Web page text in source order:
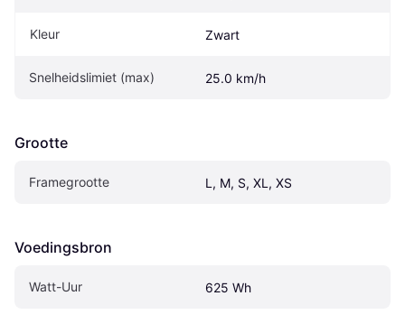
Kleur Zwart
Snelheidslimiet (max) 25.0 km/h
Grootte
Framegrootte L, M, S, XL, XS
Voedingsbron
Watt-Uur 625 Wh